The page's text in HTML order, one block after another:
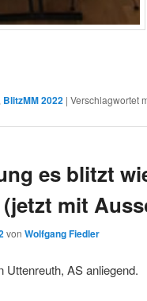
BlitzMM 2022 | Verschlagwortet
es blitzt
mit
von Wolfgang Fiedler
AS anliegend.